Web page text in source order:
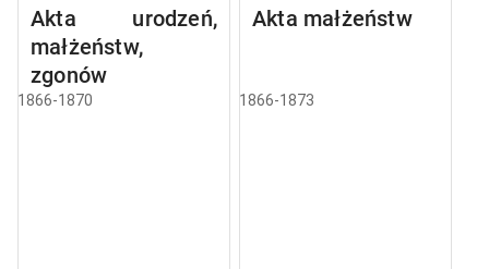
Akta urodzeń,
małżeństw,
zgonów
1866-1870
Akta małżeństw
1866-1873